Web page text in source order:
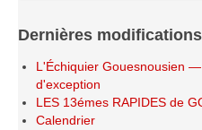
Dernières modifications
L'Échiquier Gouesnousien
d'exception
LES 13émes RAPIDES de
Calendrier